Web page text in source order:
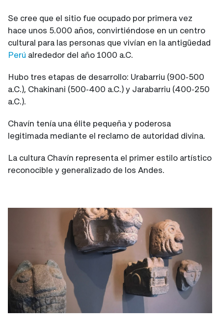
Se cree que el sitio fue ocupado por primera vez
hace unos 5.000 años, convirtiéndose en un centro
cultural para las personas que vivían en la antigüedad
Perú alrededor del año 1000 a.C.
Hubo tres etapas de desarrollo: Urabarriu (900-500
a.C.), Chakinani (500-400 a.C.) y Jarabarriu (400-250
a.C.).
Chavín tenía una élite pequeña y poderosa
legitimada mediante el reclamo de autoridad divina.
La cultura Chavín representa el primer estilo artístico
reconocible y generalizado de los Andes.